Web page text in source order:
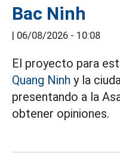
Bac Ninh
06/08/2026 - 10:08
El proyecto para
Quang Ninh y la
presentando a la
obtener opiniones.